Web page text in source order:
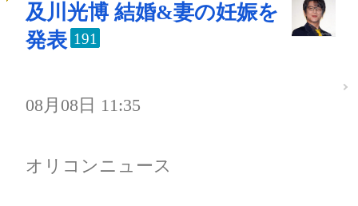
及川光博 結婚&妻の妊娠を
発表 191
08月08日 11:35
オリコンニュース